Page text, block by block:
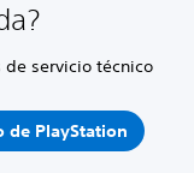
de servicio técnico
de PlayStation